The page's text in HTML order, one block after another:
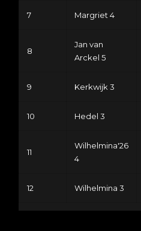
7 Margriet 4
8
Jan van
Arckel 5
9 Kerkwijk 3
10 Hedel 3
11
Wilhelmina'26
4
12 Wilhelmina 3